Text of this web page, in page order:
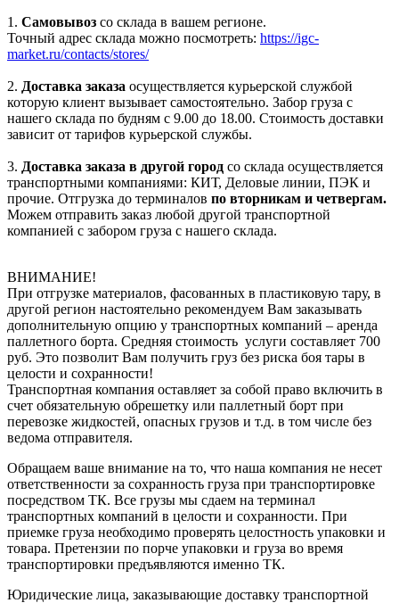
1. Самовывоз со склада в вашем регионе.
Точный адрес склада можно посмотреть: https://igc-
market.ru/contacts/stores/
2. Доставка заказа осуществляется курьерской службой
которую клиент вызывает самостоятельно. Забор груза с
нашего склада по будням с 9.00 до 18.00. Стоимость доставки
зависит от тарифов курьерской службы.
3. Доставка заказа в другой город со склада осуществляется
транспортными компаниями: КИТ, Деловые линии, ПЭК и
прочие. Отгрузка до терминалов по вторникам и четвергам.
Можем отправить заказ любой другой транспортной
компанией с забором груза с нашего склада.
ВНИМАНИЕ!
При отгрузке материалов, фасованных в пластиковую тару, в
другой регион настоятельно рекомендуем Вам заказывать
дополнительную опцию у транспортных компаний – аренда
паллетного борта. Средняя стоимость услуги составляет 700
руб. Это позволит Вам получить груз без риска боя тары в
целости и сохранности!
Транспортная компания оставляет за собой право включить в
счет обязательную обрешетку или паллетный борт при
перевозке жидкостей, опасных грузов и т.д. в том числе без
ведома отправителя.
Обращаем ваше внимание на то, что наша компания не несет
ответственности за сохранность груза при транспортировке
посредством ТК. Все грузы мы сдаем на терминал
транспортных компаний в целости и сохранности. При
приемке груза необходимо проверять целостность упаковки и
товара. Претензии по порче упаковки и груза во время
транспортировки предъявляются именно ТК.
Юридические лица, заказывающие доставку транспортной